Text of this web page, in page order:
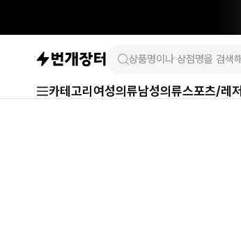
카테고리 여성의류남성의류스포츠/레저